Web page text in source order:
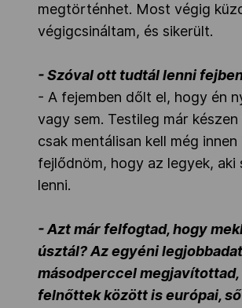
megtörténhet. Most végig
végigcsináltam, és sikerült.
- Szóval ott tudtál lenni
- A fejemben dőlt el, hogy én
vagy sem. Testileg már
csak mentálisan kell még innen
fejlődnöm, hogy az legyek, aki
lenni.
- Azt már felfogtad, hogy
úsztál? Az egyéni
másodperccel megjavítottad,
felnőttek között is európai,